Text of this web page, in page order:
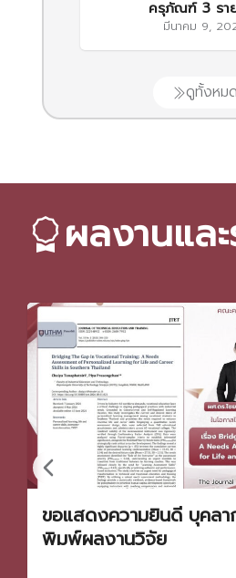
ครุภัณฑ์ 3 รา
มีนาคม 9,
ดูทั้งหมด
ผลงานแล
ขอแสดงความยินดี บุคลา
พิมพ์ผลงานวิจัย